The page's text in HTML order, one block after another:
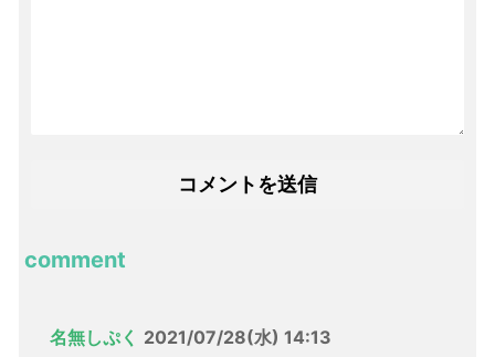
comment
名無しぷく 2021/07/28(水) 14:13